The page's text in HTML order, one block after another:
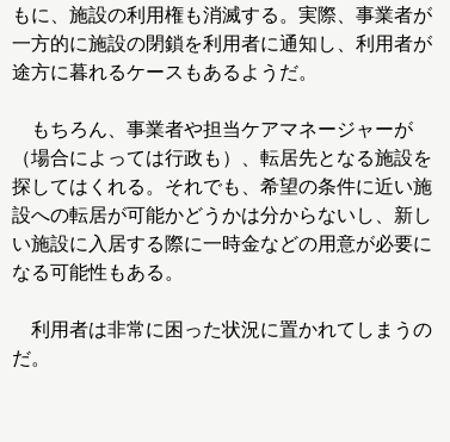
もに、施設の利用権も消滅する。実際、事業者が
一方的に施設の閉鎖を利用者に通知し、利用者が
途方に暮れるケースもあるようだ。
もちろん、事業者や担当ケアマネージャーが
（場合によっては行政も）、転居先となる施設を
探してはくれる。それでも、希望の条件に近い施
設への転居が可能かどうかは分からないし、新し
い施設に入居する際に一時金などの用意が必要に
なる可能性もある。
利用者は非常に困った状況に置かれてしまうの
だ。